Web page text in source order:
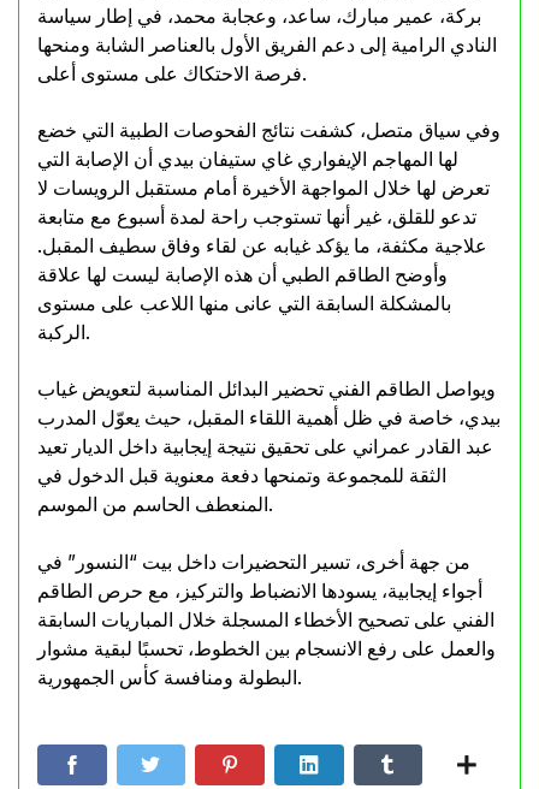
بركة، عمير مبارك، ساعد، وعجابة محمد، في إطار سياسة
النادي الرامية إلى دعم الفريق الأول بالعناصر الشابة ومنحها
فرصة الاحتكاك على مستوى أعلى.
وفي سياق متصل، كشفت نتائج الفحوصات الطبية التي خضع
لها المهاجم الإيفواري غاي ستيفان بيدي أن الإصابة التي
تعرض لها خلال المواجهة الأخيرة أمام مستقبل الرويسات لا
تدعو للقلق، غير أنها تستوجب راحة لمدة أسبوع مع متابعة
علاجية مكثفة، ما يؤكد غيابه عن لقاء وفاق سطيف المقبل.
وأوضح الطاقم الطبي أن هذه الإصابة ليست لها علاقة
بالمشكلة السابقة التي عانى منها اللاعب على مستوى
الركبة.
ويواصل الطاقم الفني تحضير البدائل المناسبة لتعويض غياب
بيدي، خاصة في ظل أهمية اللقاء المقبل، حيث يعوّل المدرب
عبد القادر عمراني على تحقيق نتيجة إيجابية داخل الديار تعيد
الثقة للمجموعة وتمنحها دفعة معنوية قبل الدخول في
المنعطف الحاسم من الموسم.
من جهة أخرى، تسير التحضيرات داخل بيت “النسور” في
أجواء إيجابية، يسودها الانضباط والتركيز، مع حرص الطاقم
الفني على تصحيح الأخطاء المسجلة خلال المباريات السابقة
والعمل على رفع الانسجام بين الخطوط، تحسبًا لبقية مشوار
البطولة ومنافسة كأس الجمهورية.